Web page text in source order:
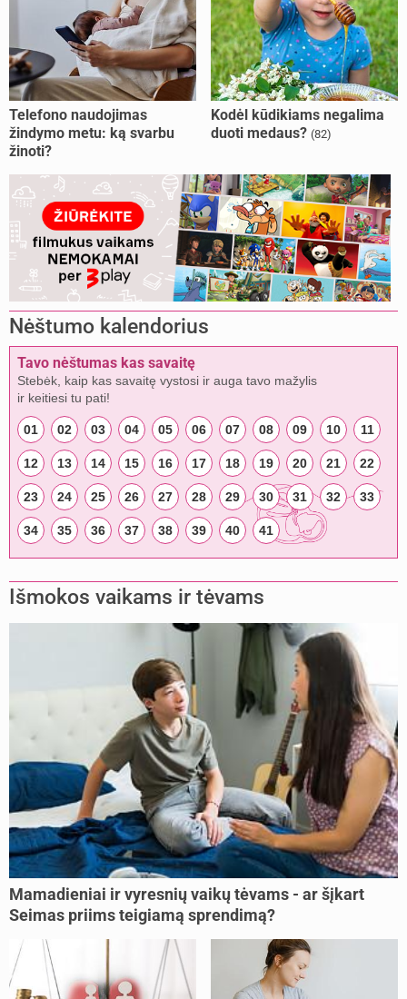
Telefono naudojimas
žindymo metu: ką svarbu
žinoti?
Kodėl kūdikiams negalima
duoti medaus? (82)
Nėštumo kalendorius
Tavo nėštumas kas savaitę
Stebėk, kaip kas savaitę vystosi ir auga tavo mažylis
ir keitiesi tu pati!
01 02 03 04 05 06 07 08 09 10 11
12 13 14 15 16 17 18 19 20 21 22
23 24 25 26 27 28 29 30 31 32 33
34 35 36 37 38 39 40 41
Išmokos vaikams ir tėvams
Mamadieniai ir vyresnių vaikų tėvams - ar šįkart
Seimas priims teigiamą sprendimą?